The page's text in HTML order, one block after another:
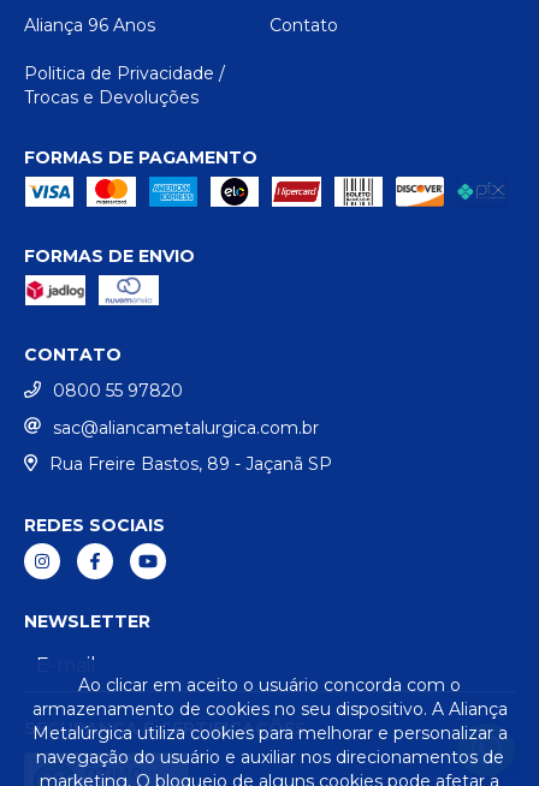
Ao clicar em aceito o usuário concorda com o
armazenamento de cookies no seu dispositivo. A Aliança
Metalúrgica utiliza cookies para melhorar e personalizar a
navegação do usuário e auxiliar nos direcionamentos de
marketing. O bloqueio de alguns cookies pode afetar a
Aliança 96 Anos
Contato
Politica de Privacidade /
Trocas e Devoluções
FORMAS DE PAGAMENTO
FORMAS DE ENVIO
CONTATO
0800 55 97820
sac@aliancametalurgica.com.br
Rua Freire Bastos, 89 - Jaçanã SP
REDES SOCIAIS
NEWSLETTER
SEGURANÇA E CERTIFICAÇÕES
ÓTIMO